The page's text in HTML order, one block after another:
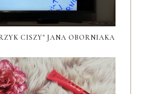
CISZY" JANA OBORNIAKA